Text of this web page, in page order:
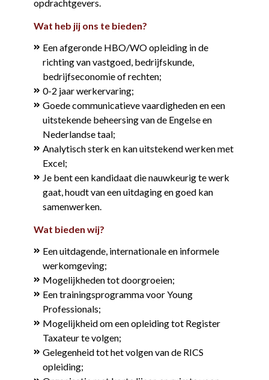
opdrachtgevers.
Wat heb jij ons te bieden?
Een afgeronde HBO/WO opleiding in de
richting van vastgoed, bedrijfskunde,
bedrijfseconomie of rechten;
0-2 jaar werkervaring;
Goede communicatieve vaardigheden en een
uitstekende beheersing van de Engelse en
Nederlandse taal;
Analytisch sterk en kan uitstekend werken met
Excel;
Je bent een kandidaat die nauwkeurig te werk
gaat, houdt van een uitdaging en goed kan
samenwerken.
Wat bieden wij?
Een uitdagende, internationale en informele
werkomgeving;
Mogelijkheden tot doorgroeien;
Een trainingsprogramma voor Young
Professionals;
Mogelijkheid om een opleiding tot Register
Taxateur te volgen;
Gelegenheid tot het volgen van de RICS
opleiding;